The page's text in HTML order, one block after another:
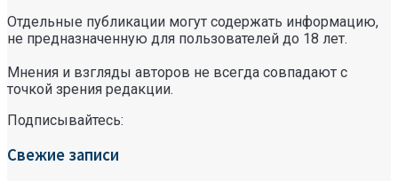
Отдельные публикации могут содержать информацию,
не предназначенную для пользователей до 18 лет.
Мнения и взгляды авторов не всегда совпадают с
точкой зрения редакции.
Подписывайтесь:
Свежие записи